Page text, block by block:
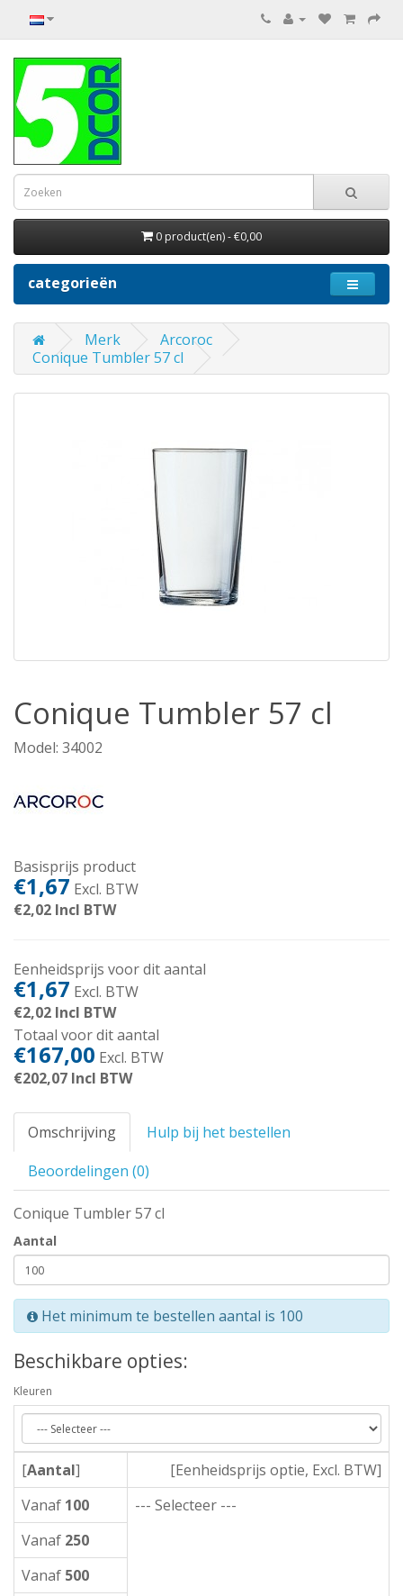
0 product(en) - €0,00
categorieën
Merk
Arcoroc
Conique Tumbler 57 cl
Conique Tumbler 57 cl
Model: 34002
Basisprijs product
€1,67 Excl. BTW
€2,02 Incl BTW
Eenheidsprijs voor dit aantal
€1,67 Excl. BTW
€2,02 Incl BTW
Totaal voor dit aantal
€167,00 Excl. BTW
€202,07 Incl BTW
Omschrijving
Hulp bij het bestellen
Beoordelingen (0)
Conique Tumbler 57 cl
Aantal
Het minimum te bestellen aantal is 100
Beschikbare opties:
Kleuren
[Aantal]
[Eenheidsprijs optie, Excl. BTW]
Vanaf 100
--- Selecteer ---
Vanaf 250
Vanaf 500